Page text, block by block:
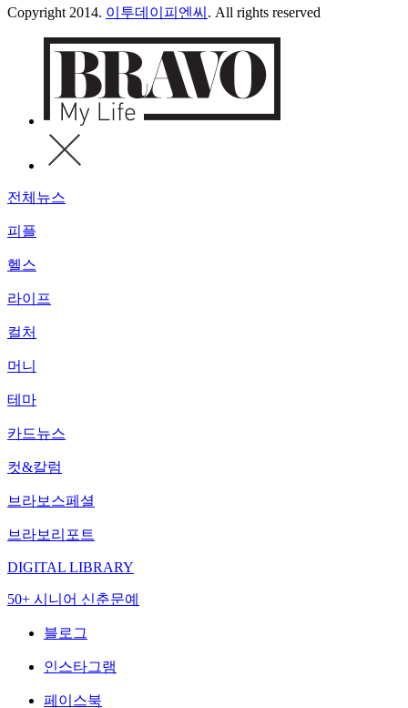
Copyright 2014. 이투데이피엔씨 . All rights reserved
전체뉴스
피플
헬스
라이프
컬처
머니
테마
카드뉴스
컷&칼럼
브라보스페셜
브라보리포트
DIGITAL LIBRARY
50+ 시니어 신춘문예
블로그
인스타그램
페이스북